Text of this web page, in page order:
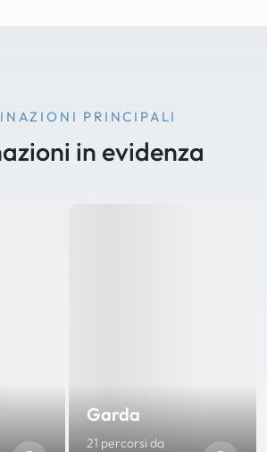
PRINCIPALI
in evidenza
Garda
21 percorsi da